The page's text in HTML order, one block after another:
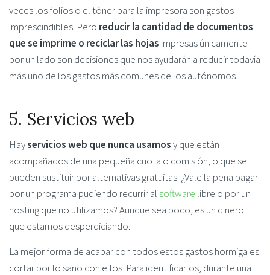
veces los folios o el tóner para la impresora son gastos
imprescindibles. Pero reducir la cantidad de documentos
que se imprime o reciclar las hojas impresas únicamente
por un lado son decisiones que nos ayudarán a reducir todavía
más uno de los gastos más comunes de los autónomos.
5. Servicios web
Hayservicios web que nunca usamosy que están
acompañados de una pequeña cuota o comisión, o que se
pueden sustituir por alternativas gratuitas. ¿Vale la pena pagar
por un programa pudiendo recurrir al software libre o por un
hosting que no utilizamos? Aunque sea poco, es un dinero
que estamos desperdiciando.
La mejor forma de acabar con todos estos gastos hormiga es
cortar por lo sano con ellos. Para identificarlos, durante una